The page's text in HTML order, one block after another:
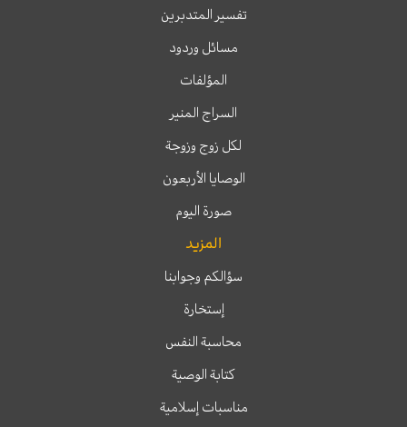
تفسير المتدبرين
مسائل وردود
المؤلفات
السراج المنير
لكل زوج وزوجة
الوصايا الأربعون
صورة اليوم
المزيد
سؤالكم وجوابنا
إستخارة
محاسبة النفس
كتابة الوصية
مناسبات إسلامية